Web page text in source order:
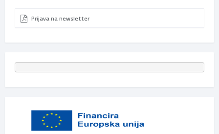
Prijava na newsletter